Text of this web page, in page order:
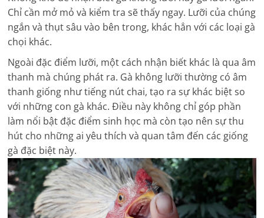
Chỉ cần mở mỏ và kiểm tra sẽ thấy ngay. Lưỡi của chúng
ngắn và thụt sâu vào bên trong, khác hẳn với các loại gà
chọi khác.
Ngoài đặc điểm lưỡi, một cách nhận biết khác là qua âm
thanh mà chúng phát ra. Gà không lưỡi thường có âm
thanh giống như tiếng nút chai, tạo ra sự khác biệt so
với những con gà khác. Điều này không chỉ góp phần
làm nổi bật đặc điểm sinh học mà còn tạo nên sự thu
hút cho những ai yêu thích và quan tâm đến các giống
gà đặc biệt này.